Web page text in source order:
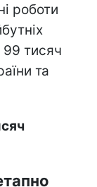
роботи
тисяч
та